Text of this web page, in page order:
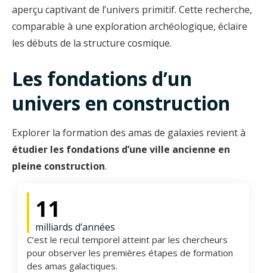
aperçu captivant de l’univers primitif. Cette recherche,
comparable à une exploration archéologique, éclaire
les débuts de la structure cosmique.
Les fondations d’un
univers en construction
Explorer la formation des amas de galaxies revient à
étudier les fondations d’une ville ancienne en
pleine construction.
11
milliards d’années
C’est le recul temporel atteint par les chercheurs
pour observer les premières étapes de formation
des amas galactiques.